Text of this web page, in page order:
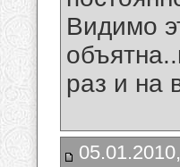
Видимо
раз и на